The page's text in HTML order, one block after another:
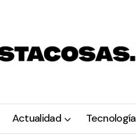
Actualidad Tecnología